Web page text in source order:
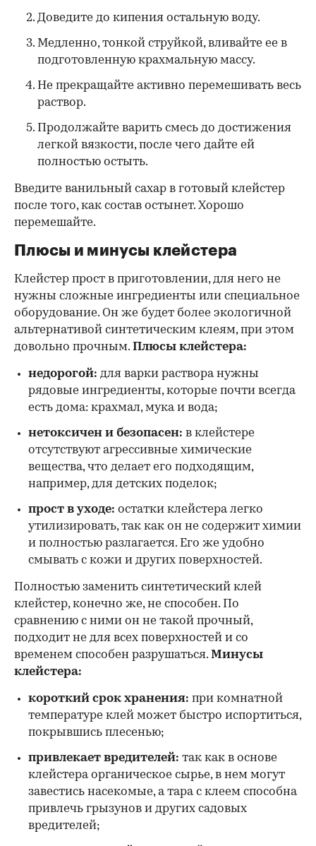
Доведите до кипения остальную воду.
Медленно, тонкой струйкой, вливайте ее в
подготовленную крахмальную массу.
Не прекращайте активно перемешивать весь
раствор.
Продолжайте варить смесь до достижения
легкой вязкости, после чего дайте ей
полностью остыть.
Введите ванильный сахар в готовый клейстер
после того, как состав остынет. Хорошо
перемешайте.
Плюсы и минусы клейстера
Клейстер прост в приготовлении, для него не
нужны сложные ингредиенты или специальное
оборудование. Он же будет более экологичной
альтернативой синтетическим клеям, при этом
довольно прочным. Плюсы клейстера:
недорогой: для варки раствора нужны
рядовые ингредиенты, которые почти всегда
есть дома: крахмал, мука и вода;
нетоксичен и безопасен: в клейстере
отсутствуют агрессивные химические
вещества, что делает его подходящим,
например, для детских поделок;
прост в уходе: остатки клейстера легко
утилизировать, так как он не содержит химии
и полностью разлагается. Его же удобно
смывать с кожи и других поверхностей.
Полностью заменить синтетический клей
клейстер, конечно же, не способен. По
сравнению с ними он не такой прочный,
подходит не для всех поверхностей и со
временем способен разрушаться. Минусы
клейстера:
короткий срок хранения: при комнатной
температуре клей может быстро испортиться,
покрывшись плесенью;
привлекает вредителей: так как в основе
клейстера органическое сырье, в нем могут
завестись насекомые, а тара с клеем способна
привлечь грызунов и других садовых
вредителей;